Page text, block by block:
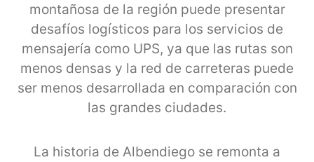
montañosa de la región puede presentar
desafíos logísticos para los servicios de
mensajería como UPS, ya que las rutas son
menos densas y la red de carreteras puede
ser menos desarrollada en comparación con
las grandes ciudades.
La historia de Albendiego se remonta a